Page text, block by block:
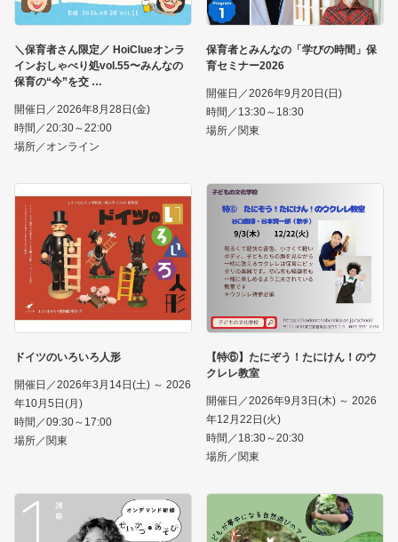
＼保育者さん限定／ HoiClueオンラ
インおしゃべり処vol.55〜みんなの
保育の“今”を交
開催日／2026年8月28日(金)
時間／20:30～22:00
場所／オンライン
保育者とみんなの「学びの時間」保
育セミナー2026
開催日／2026年9月20日(日)
時間／13:30～18:30
場所／関東
ドイツのいろいろ人形
開催日／2026年3月14日(土) ～ 2026
年10月5日(月)
時間／09:30～17:00
場所／関東
【特⑥】たにぞう！たにけん！のウ
クレレ教室
開催日／2026年9月3日(木) ～ 2026
年12月22日(火)
時間／18:30～20:30
場所／関東